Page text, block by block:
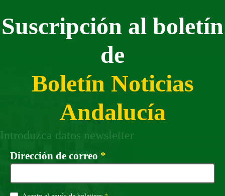
Suscripción al boletín
de
Boletín Noticias
Andalucía
Introduzca datos newsletter
Dirección de correo *